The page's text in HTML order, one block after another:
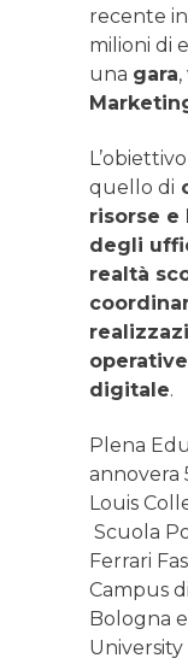
recente
milioni di
una gara
quello di
risorse e
degli
realtà
digitale.
Plena
annovera
Louis
Scuola
Ferrari
Campus
Bologna
University